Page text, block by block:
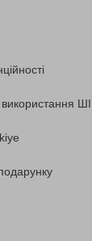
використання ШІ